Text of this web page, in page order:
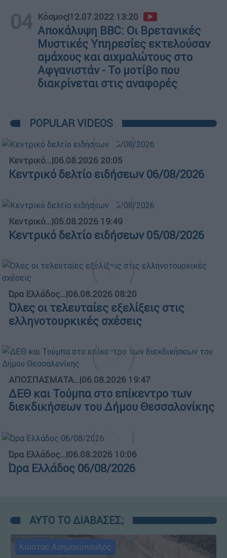
04 Κόσμος|12.07.2022 13:20
Αποκάλυψη BBC: Οι Βρετανικές
Μυστικές Υπηρεσίες εκτελούσαν
αμάχους και αιχμαλώτους στο
Αφγανιστάν - Το μοτίβο που
διακρίνεται στις αναφορές
POPULAR VIDEOS
Κεντρικό...|06.08.2026 20:05
Κεντρικό δελτίο ειδήσεων 06/08/2026
Κεντρικό...|05.08.2026 19:49
Κεντρικό δελτίο ειδήσεων 05/08/2026
Ώρα Ελλάδος...|06.08.2026 08:20
Όλες οι τελευταίες εξελίξεις στις
ελληνοτουρκικές σχέσεις
ΑΠΟΣΠΑΣΜΑΤΑ...|06.08.2026 19:47
ΔΕΘ και Τούμπα στο επίκεντρο των
διεκδικήσεων του Δήμου Θεσσαλονίκης
Ώρα Ελλάδος...|06.08.2026 10:06
Ώρα Ελλάδος 06/08/2026
ΑΥΤΟ ΤΟ ΔΙΑΒΑΣΕΣ;
Κώστας Ασημακόπουλος